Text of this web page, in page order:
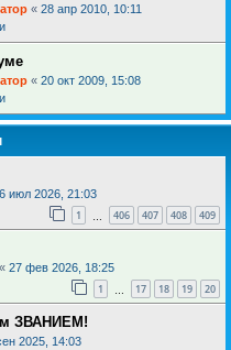
« 28 апр 2010, 10:11
« 20 окт 2009, 15:08
июл 2026, 21:03
1 406 407 408 409
« 27 фев 2026, 18:25
1 17 18 19 20
ЗВАНИЕМ!
2025, 14:03